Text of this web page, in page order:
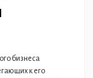
бизнеса
к его